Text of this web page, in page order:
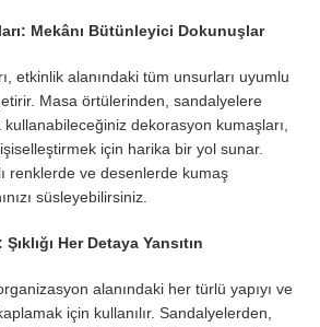
Mekânı Bütünleyici Dokunuşlar
etkinlik alanındaki tüm unsurları uyumlu
Masa örtülerinden, sandalyelere
dekorasyon kumaşları,
için harika bir yol sunar.
renklerde ve desenlerde kumaş
süsleyebilirsiniz.
Her Detaya Yansıtın
alanındaki her türlü yapıyı ve
için kullanılır. Sandalyelerden,